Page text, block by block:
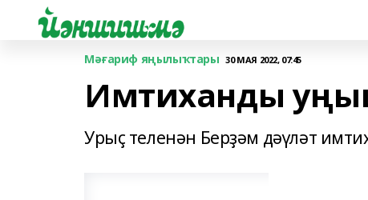
Мәғариф яңылыҡтары 30 МАЯ 2022, 07:45
Имтиханды
Урыҫ теленән Берҙәм дәүләт